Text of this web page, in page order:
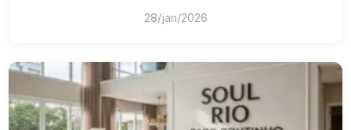
Custos de condomínio e manutenção
Facilidade de revenda para o público-alvo
28/jan/2026